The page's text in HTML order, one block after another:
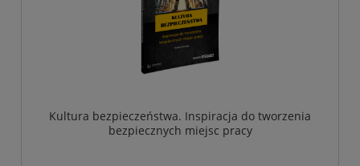
Kultura bezpieczeństwa. Inspiracja do tworzenia
bezpiecznych miejsc pracy